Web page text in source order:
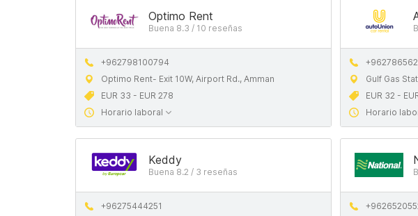
Optimo Rent
Buena 8.3 / 10 reseñas
+962798100794
Optimo Rent- Exit 10W, Airport Rd., Amman
EUR 33 - EUR 278
Horario laboral
Gulf Gas
EUR 32 -
Horario
Keddy
Buena 8.2 / 3 reseñas
+96275444251